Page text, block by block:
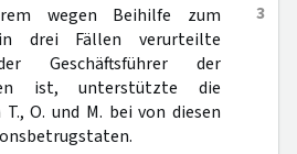
3
wegen Beihilfe zum
in drei Fällen verurteilte
Geschäftsführer der
ist, unterstützte die
O. und M. bei von diesen